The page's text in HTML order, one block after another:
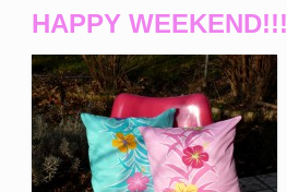
HAPPY WEEKEND!!!